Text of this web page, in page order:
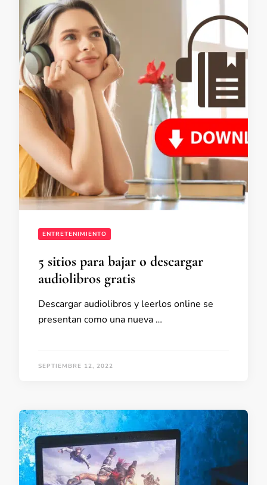
ENTRETENIMIENTO
5 sitios para bajar o descargar
audiolibros gratis
Descargar audiolibros y leerlos online se
presentan como una nueva …
SEPTIEMBRE 12, 2022